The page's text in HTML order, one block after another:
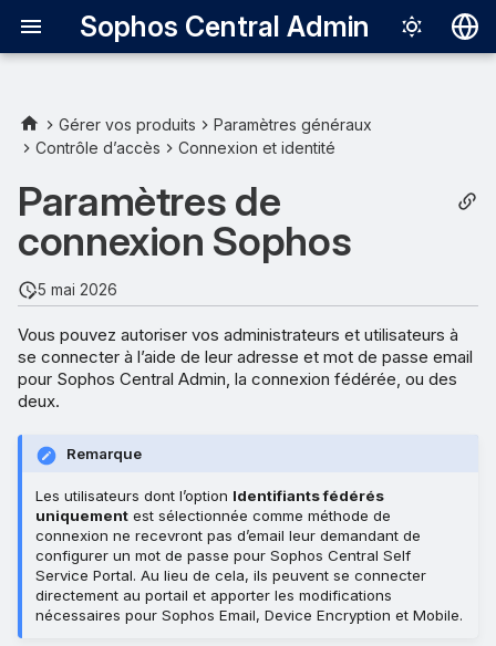
Sophos Central Admin
Português
Gérer vos produits
Paramètres généraux
Contrôle d’accès
Connexion et identité
Paramètres de
connexion Sophos
5 mai 2026
Vous pouvez autoriser vos administrateurs et utilisateurs à
se connecter à l’aide de leur adresse et mot de passe email
pour Sophos Central Admin, la connexion fédérée, ou des
deux.
Remarque
Les utilisateurs dont l’option Identifiants fédérés
uniquement est sélectionnée comme méthode de
connexion ne recevront pas d’email leur demandant de
configurer un mot de passe pour Sophos Central Self
Service Portal. Au lieu de cela, ils peuvent se connecter
directement au portail et apporter les modifications
nécessaires pour Sophos Email, Device Encryption et Mobile.